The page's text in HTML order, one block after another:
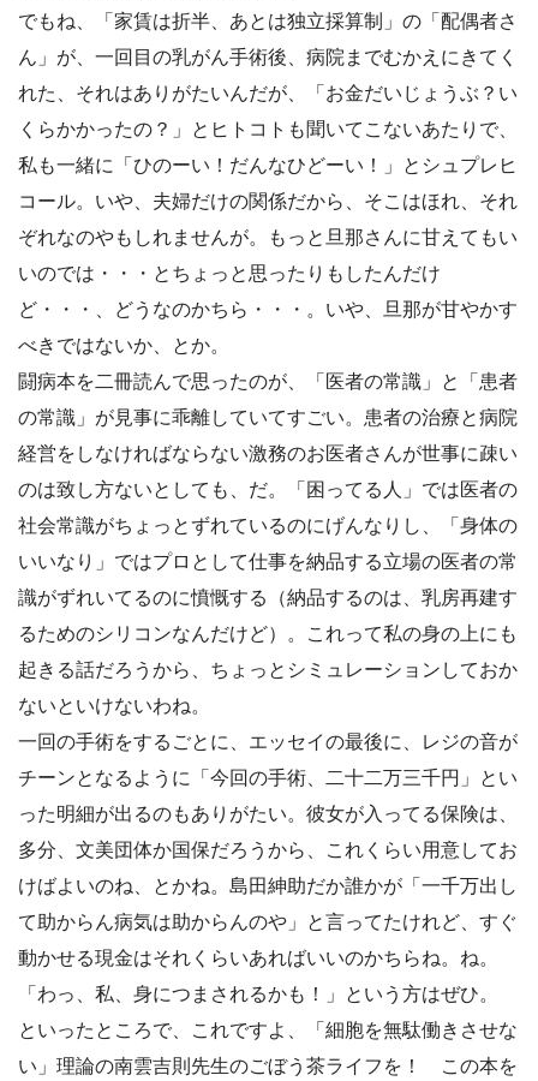
でもね、「家賃は折半、あとは独立採算制」の「配偶者さ
ん」が、一回目の乳がん手術後、病院までむかえにきてく
れた、それはありがたいんだが、「お金だいじょうぶ？い
くらかかったの？」とヒトコトも聞いてこないあたりで、
私も一緒に「ひのーい！だんなひどーい！」とシュプレヒ
コール。いや、夫婦だけの関係だから、そこはほれ、それ
ぞれなのやもしれませんが。もっと旦那さんに甘えてもい
いのでは・・・とちょっと思ったりもしたんだけ
ど・・・、どうなのかちら・・・。いや、旦那が甘やかす
べきではないか、とか。
闘病本を二冊読んで思ったのが、「医者の常識」と「患者
の常識」が見事に乖離していてすごい。患者の治療と病院
経営をしなければならない激務のお医者さんが世事に疎い
のは致し方ないとしても、だ。「困ってる人」では医者の
社会常識がちょっとずれているのにげんなりし、「身体の
いいなり」ではプロとして仕事を納品する立場の医者の常
識がずれいてるのに憤慨する（納品するのは、乳房再建す
るためのシリコンなんだけど）。これって私の身の上にも
起きる話だろうから、ちょっとシミュレーションしておか
ないといけないわね。
一回の手術をするごとに、エッセイの最後に、レジの音が
チーンとなるように「今回の手術、二十二万三千円」とい
った明細が出るのもありがたい。彼女が入ってる保険は、
多分、文美団体か国保だろうから、これくらい用意してお
けばよいのね、とかね。島田紳助だか誰かが「一千万出し
て助からん病気は助からんのや」と言ってたけれど、すぐ
動かせる現金はそれくらいあればいいのかちらね。ね。
「わっ、私、身につまされるかも！」という方はぜひ。
といったところで、これですよ、「細胞を無駄働きさせな
い」理論の南雲吉則先生のごぼう茶ライフを！ この本を